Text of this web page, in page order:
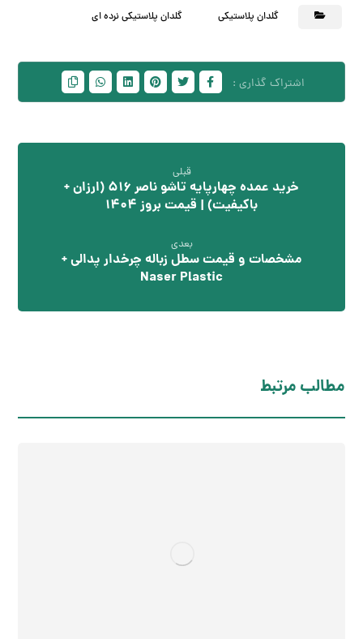
گلدان پلاستیکی گلدان پلاستیکی نرده ای
قبلی
خرید عمده چهارپایه تاشو ناصر 516 (ارزان +
باکیفیت) | قیمت بروز 1404
بعدی
مشخصات و قیمت سطل زباله چرخدار پدالی +
Naser Plastic
مطالب مرتبط